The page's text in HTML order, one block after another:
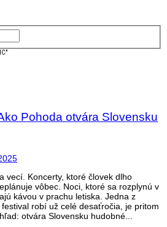
Pohoda otvára Slovensku
vecí. Koncerty, ktoré človek dlho
vôbec. Noci, ktoré sa rozplynú v
kávou v prachu letiska. Jedna z
robí už celé desaťročia, je pritom
otvára Slovensku hudobné...